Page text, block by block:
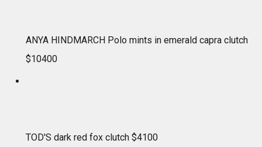
ANYA HINDMARCH Polo mints in emerald capra clutch
$10400
TOD'S dark red fox clutch $4100